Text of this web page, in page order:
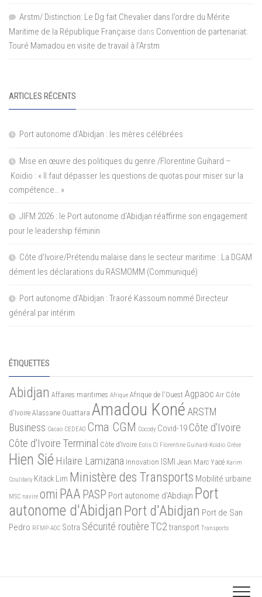
Arstm/ Distinction: Le Dg fait Chevalier dans l’ordre du Mérite
Maritime de la République Française dans Convention de partenariat:
Touré Mamadou en visite de travail à l’Arstm
ARTICLES RÉCENTS
Port autonome d’Abidjan : les mères célébrées
Mise en œuvre des politiques du genre /Florentine Guihard –
Koidio : « Il faut dépasser les questions de quotas pour miser sur la
compétence… »
JIFM 2026 : le Port autonome d’Abidjan réaffirme son engagement
pour le leadership féminin
Côte d’Ivoire/Prétendu malaise dans le secteur maritime : La DGAM
dément les déclarations du RASMOMM (Communiqué)
Port autonome d’Abidjan : Traoré Kassoum nommé Directeur
général par intérim
ÉTIQUETTES
Abidjan Affaires maritimes Afrique Afrique de l'Ouest Agpaoc Air Côte
d'Ivoire Alassane Ouattara Amadou Koné ARSTM
Business Cacao CEDEAO Cma CGM Cocody Covid-19 Côte d'Ivoire
Côte d'Ivoire Terminal Côte d’Ivoire Eolis CI Florentine Guihard-Koidio Grève
Hien Sié Hilaire Lamizana Innovation ISMI Jean Marc Yacé Karim
Coulibaly Kitack Lim Ministère des Transports Mobilité urbaine
MSC navire omi PAA PASP Port autonome d'Abdiajn Port
autonome d'Abidjan Port d'Abidjan Port de San
Pedro RFMP-AOC Sotra Sécurité routièreTC2transport Transports